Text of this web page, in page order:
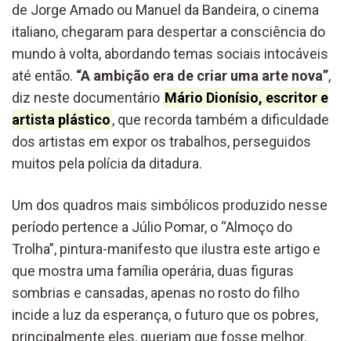
de Jorge Amado ou Manuel da Bandeira, o cinema
italiano, chegaram para despertar a consciência do
mundo à volta, abordando temas sociais intocáveis
até então. “A ambição era de criar uma arte nova”,
diz neste documentário Mário Dionísio, escritor e
artista plástico, que recorda também a dificuldade
dos artistas em expor os trabalhos, perseguidos
muitos pela polícia da ditadura.
Um dos quadros mais simbólicos produzido nesse
período pertence a Júlio Pomar, o “Almoço do
Trolha”, pintura-manifesto que ilustra este artigo e
que mostra uma família operária, duas figuras
sombrias e cansadas, apenas no rosto do filho
incide a luz da esperança, o futuro que os pobres,
principalmente eles, queriam que fosse melhor.